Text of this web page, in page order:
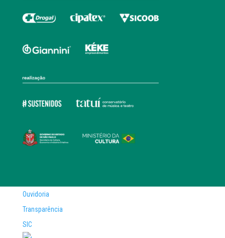
Ouvidoria
Transparência
SIC